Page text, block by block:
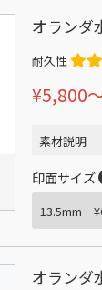
オランダ
耐久性
¥5,800
素材説明
印面サイズ
オランダ